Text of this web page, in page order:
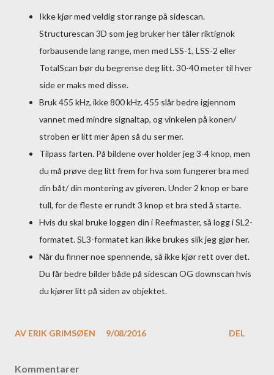
Ikke kjør med veldig stor range på sidescan.
Structurescan 3D som jeg bruker her tåler riktignok
forbausende lang range, men med LSS-1, LSS-2 eller
TotalScan bør du begrense deg litt. 30-40 meter til hver
side er maks med disse.
Bruk 455 kHz, ikke 800 kHz. 455 slår bedre igjennom
vannet med mindre signaltap, og vinkelen på konen/
stroben er litt mer åpen så du ser mer.
Tilpass farten. På bildene over holder jeg 3-4 knop, men
du må prøve deg litt frem for hva som fungerer bra med
din båt/ din montering av giveren. Under 2 knop er bare
tull, for de fleste er rundt 3 knop et bra sted å starte.
Hvis du skal bruke loggen din i Reefmaster, så logg i SL2-
formatet. SL3-formatet kan ikke brukes slik jeg gjør her.
Når du finner noe spennende, så ikke kjør rett over det.
Du får bedre bilder både på sidescan OG downscan hvis
du kjører litt på siden av objektet.
AV ERIK GRIMSØEN 9/08/2016 DEL
Kommentarer